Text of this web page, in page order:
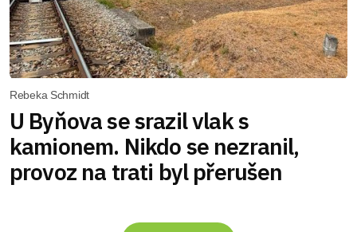
Rebeka Schmidt
U Byňova se srazil vlak s
kamionem. Nikdo se nezranil,
provoz na trati byl přerušen